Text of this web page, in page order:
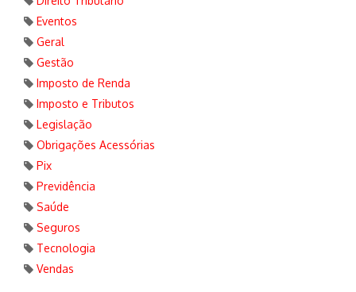
Eventos
Geral
Gestão
Imposto de Renda
Imposto e Tributos
Legislação
Obrigações Acessórias
Pix
Previdência
Saúde
Seguros
Tecnologia
Vendas